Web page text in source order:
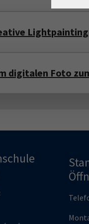
digitalen Foto